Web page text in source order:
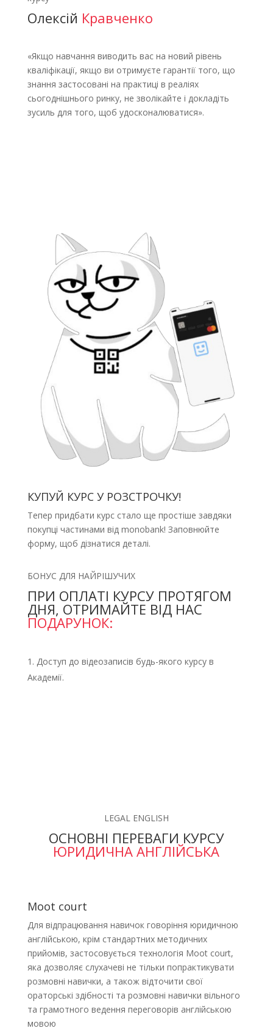
​​Олексій Кравченко
«Якщо навчання виводить вас на новий рівень
кваліфікації, якщо ви отримуєте гарантії того, що
знання застосовані на практиці в реаліях
сьогоднішнього ринку, не зволікайте і докладіть
зусиль для того, щоб удосконалюватися».
КУПУЙ КУРС У РОЗСТРОЧКУ!
Тепер придбати курс стало ще простіше завдяки
покупці частинами від monobank! Заповнюйте
форму, щоб дізнатися деталі.
БОНУС ДЛЯ НАЙРІШУЧИХ
​​ПРИ ОПЛАТІ КУРСУ ПРОТЯГОМ
ДНЯ, ОТРИМАЙТЕ ВІД НАС
ПОДАРУНОК:
Доступ до відеозаписів будь-якого курсу в
Академії.
LEGAL ENGLISH
ОСНОВНІ ПЕРЕВАГИ КУРСУ
ЮРИДИЧНА АНГЛІЙСЬКА
Moot court
Для відпрацювання навичок говоріння юридичною
англійською, крім стандартних методичних
прийомів, застосовується технологія Moot court,
яка дозволяє слухачеві не тільки попрактикувати
розмовні навички, а також відточити свої
ораторські здібності та розмовні навички вільного
та грамотного ведення переговорів англійською
мовою